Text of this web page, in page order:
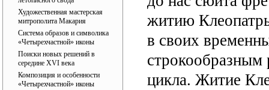
Художественная мастерская
митрополита Макария
Система образов и символика
«Четырехчастной» иконы
Поиски новых решений в
середине XVI века
Композиция и особенности
«Четырехчастной» иконы
житию
в своих
строкообразным
цикла. Житие